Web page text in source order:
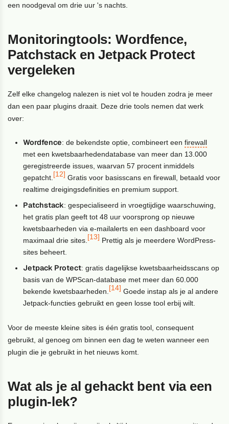
een noodgeval om drie uur 's nachts.
Monitoringtools: Wordfence,
Patchstack en Jetpack Protect
vergeleken
Zelf elke changelog nalezen is niet vol te houden zodra je meer
dan een paar plugins draait. Deze drie tools nemen dat werk
over:
Wordfence: de bekendste optie, combineert eenfirewall
met een kwetsbaarhedendatabase van meer dan 13.000
geregistreerde issues, waarvan 57 procent inmiddels
gepatcht. [12] Gratis voor basisscans en firewall, betaald voor
realtime dreigingsdefinities en premium support.
Patchstack: gespecialiseerd in vroegtijdige waarschuwing,
het gratis plan geeft tot 48 uur voorsprong op nieuwe
kwetsbaarheden via e-mailalerts en een dashboard voor
maximaal drie sites. [13] Prettig als je meerdere WordPress-
sites beheert.
Jetpack Protect: gratis dagelijkse kwetsbaarheidsscans op
basis van de WPScan-database met meer dan 60.000
bekende kwetsbaarheden. [14] Goede instap als je al andere
Jetpack-functies gebruikt en geen losse tool erbij wilt.
Voor de meeste kleine sites is één gratis tool, consequent
gebruikt, al genoeg om binnen een dag te weten wanneer een
plugin die je gebruikt in het nieuws komt.
Wat als je al gehackt bent via een
plugin-lek?